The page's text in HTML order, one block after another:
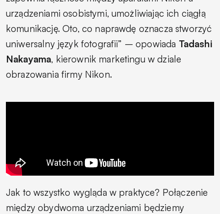
urządzeniami osobistymi, umożliwiając ich ciągłą
komunikację. Oto, co naprawdę oznacza stworzyć
uniwersalny język fotografii” – opowiada Tadashi
Nakayama, kierownik marketingu w dziale
obrazowania firmy Nikon.
Jak to wszystko wygląda w praktyce? Połączenie
między obydwoma urządzeniami będziemy